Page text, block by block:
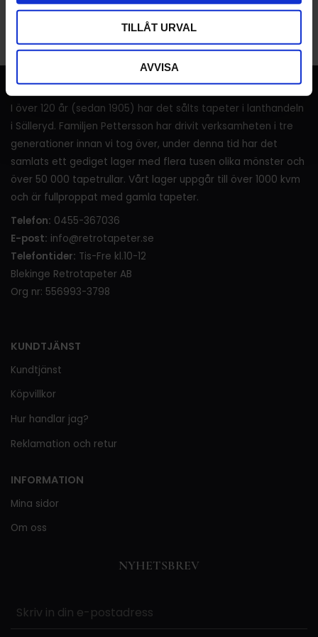
TILLÅT URVAL
AVVISA
KÖP KÖP
RETROTAPETER
I över 120 år (sedan 1905) har det sålts tapeter i lanthandeln
i Sälleryd. Familjen Pettersson har drivit verksamheten i tre
generationer innan vi tog över, under denna tid har det
samlats ett gediget lager med flera tusen olika mönster och
över 50 000 tapetrullar. Vårt lager uppgår till över 1000 kvm
och är fullproppat med gamla tapeter.
Telefon: 0455-367036
E-post: info@retrotapeter.se
Telefontider: Tis-Fre kl.10-12
Blekinge Retrotapeter AB
Org nr: 556993-3798
KUNDTJÄNST
Kundtjänst
Köpvillkor
Hur handlar jag?
Reklamation och retur
INFORMATION
Mina sidor
Om oss
NYHETSBREV